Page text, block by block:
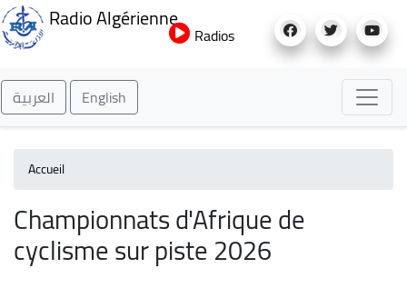
au
Radio Algérienne
Radios
العربية English
Accueil
Championnats d'Afrique de
cyclisme sur piste 2026